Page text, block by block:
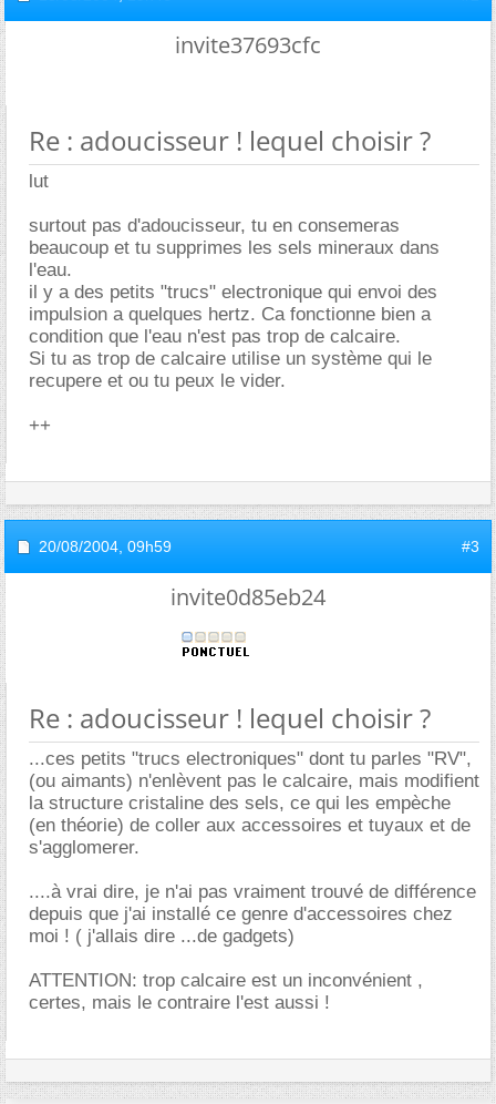
invite37693cfc
Re : adoucisseur ! lequel choisir ?
lut
surtout pas d'adoucisseur, tu en consemeras
beaucoup et tu supprimes les sels mineraux dans
l'eau.
il y a des petits "trucs" electronique qui envoi des
impulsion a quelques hertz. Ca fonctionne bien a
condition que l'eau n'est pas trop de calcaire.
Si tu as trop de calcaire utilise un système qui le
recupere et ou tu peux le vider.
++
20/08/2004, 09h59 #3
invite0d85eb24
Re : adoucisseur ! lequel choisir ?
...ces petits "trucs electroniques" dont tu parles "RV",
(ou aimants) n'enlèvent pas le calcaire, mais modifient
la structure cristaline des sels, ce qui les empèche
(en théorie) de coller aux accessoires et tuyaux et de
s'agglomerer.
....à vrai dire, je n'ai pas vraiment trouvé de différence
depuis que j'ai installé ce genre d'accessoires chez
moi ! ( j'allais dire ...de gadgets)
ATTENTION: trop calcaire est un inconvénient ,
certes, mais le contraire l'est aussi !